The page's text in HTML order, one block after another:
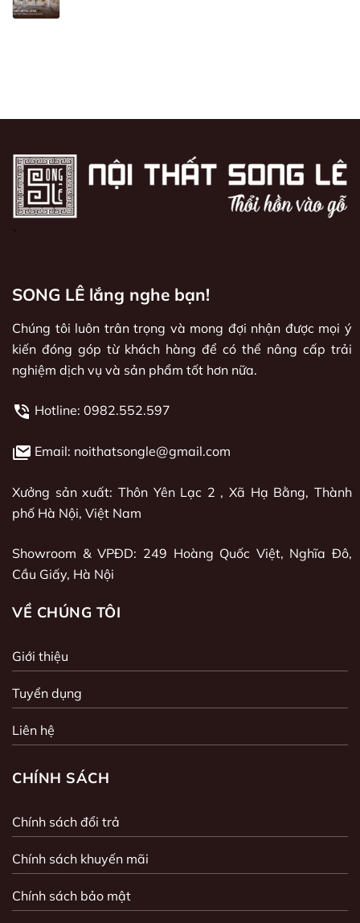
`
SONG LÊ lắng nghe bạn!
Chúng tôi luôn trân trọng và mong đợi nhận được mọi ý
kiến đóng góp từ khách hàng để có thể nâng cấp trải
nghiệm dịch vụ và sản phẩm tốt hơn nữa.
Hotline: 0982.552.597
Email: noithatsongle@gmail.com
Xưởng sản xuất: Thôn Yên Lạc 2 , Xã Hạ Bằng, Thành
phố Hà Nội, Việt Nam
Showroom & VPĐD: 249 Hoàng Quốc Việt, Nghĩa Đô,
Cầu Giấy, Hà Nội
VỀ CHÚNG TÔI
Giới thiệu
Tuyển dụng
Liên hệ
CHÍNH SÁCH
Chính sách đổi trả
Chính sách khuyến mãi
Chính sách bảo mật